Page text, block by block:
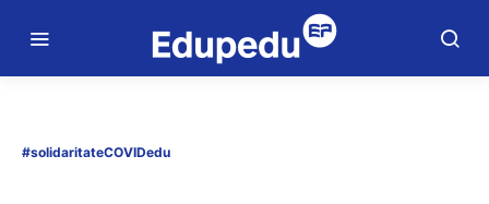
#solidaritateCOVIDedu